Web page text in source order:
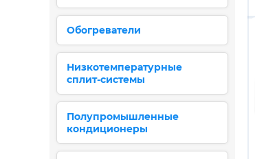
Обогреватели
Низкотемпературные
сплит-системы
Полупромышленные
кондиционеры